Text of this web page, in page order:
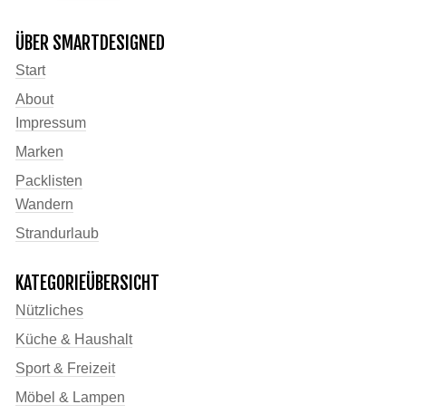
ÜBER SMARTDESIGNED
Start
About
Impressum
Marken
Packlisten
Wandern
Strandurlaub
KATEGORIEÜBERSICHT
Nützliches
Küche & Haushalt
Sport & Freizeit
Möbel & Lampen